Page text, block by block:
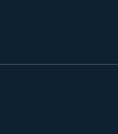
Apple Pay, Google Pay